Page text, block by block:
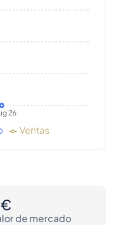
26
Ventas
de mercado